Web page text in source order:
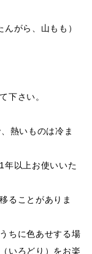
がら、山もも）
下さい。
熱いものは冷ま
年以上お使いいた
ることがありま
ちに色あせする場
いろどり）をお楽